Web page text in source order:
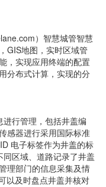
）智慧城管智慧
GIS地图，实时区域管
，实现应用终端的配置
分布式计算，实现的分
行管理，包括井盖编
感器进行采用国际标准
电子标签作为井盖的标
区域、道路记录了井盖
理部门的信息采集及情
以及时盘点井盖并核对